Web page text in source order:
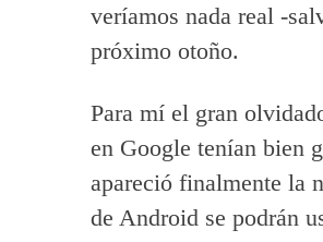
veríamos nada real -
próximo otoño.
Para mí el gran
en Google tenían bien
apareció finalmente la
de Android se podrán